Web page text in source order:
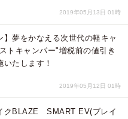
2019年05月13日 01時
】夢をかなえる次世代の軽キャ
トキャンパー"増税前の値引き
たします！
2019年05月12日 01時
クBLAZE SMART EV(ブレイ